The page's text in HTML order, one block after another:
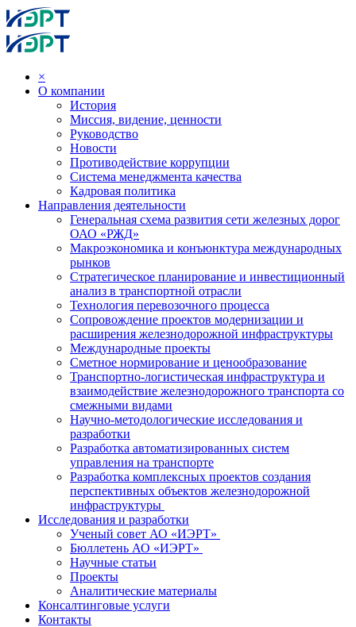
×
О компании
История
Миссия, видение, ценности
Руководство
Новости
Противодействие коррупции
Система менеджмента качества
Кадровая политика
Направления деятельности
Генеральная схема развития сети железных дорог
ОАО «РЖД»
Макроэкономика и конъюнктура международных
рынков
Стратегическое планирование и инвестиционный
анализ в транспортной отрасли
Технология перевозочного процесса
Сопровождение проектов модернизации и
расширения железнодорожной инфраструктуры
Международные проекты
Сметное нормирование и ценообразование
Транспортно-логистическая инфраструктура и
взаимодействие железнодорожного транспорта со
смежными видами
Научно-методологические исследования и
разработки
Разработка автоматизированных систем
управления на транспорте
Разработка комплексных проектов создания
перспективных объектов железнодорожной
инфраструктуры
Исследования и разработки
Ученый совет АО «ИЭРТ»
Бюллетень АО «ИЭРТ»
Научные статьи
Проекты
Аналитические материалы
Консалтинговые услуги
Контакты